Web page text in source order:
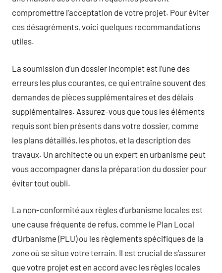
compromettre l’acceptation de votre projet. Pour éviter
ces désagréments, voici quelques recommandations
utiles.
La soumission d’un dossier incomplet est l’une des
erreurs les plus courantes, ce qui entraîne souvent des
demandes de pièces supplémentaires et des délais
supplémentaires. Assurez-vous que tous les éléments
requis sont bien présents dans votre dossier, comme
les plans détaillés, les photos, et la description des
travaux. Un architecte ou un expert en urbanisme peut
vous accompagner dans la préparation du dossier pour
éviter tout oubli.
La non-conformité aux règles d’urbanisme locales est
une cause fréquente de refus, comme le Plan Local
d’Urbanisme (PLU) ou les règlements spécifiques de la
zone où se situe votre terrain. Il est crucial de s’assurer
que votre projet est en accord avec les règles locales